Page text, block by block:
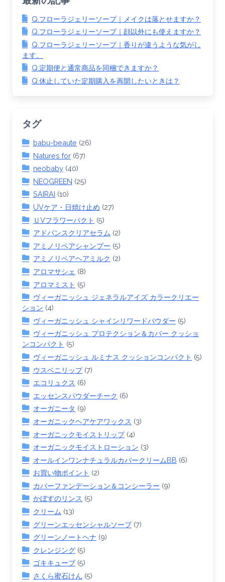
Q.フローラジェリーソープ｜メイクは落とせますか？
Q.フローラジェリーソープ｜顔以外にも使えますか？
Q.フローラジェリーソープ｜香りが違うような気がし
ます。
Q.定期便と通常商品を同梱できますか？
Q.休止していた定期購入を再開したいときは？
タグ
babu-beaute (26)
Natures for (67)
neobaby (40)
NEOGREEN (25)
SAIRAI (10)
UVケア・日焼け止め (27)
ＵVフラワーパクト (5)
アドバンスクリアセラム (2)
アミノリペアシャンプー (5)
アミノリペアヘアミルク (2)
アロマサシェ (8)
アロマミスト (5)
ヴィーガニッシュ ジェネラルアイズ カラークリエー
ション (4)
ヴィーガニッシュ シャインリワードパウダー (5)
ヴィーガニッシュ プロテクション＆カバー クッショ
ンコンパクト (5)
ヴィーガニッシュ ルミナス クッションコンパクト (5)
ウスベニリップ(7)
エコリュクス (6)
エッセンスパウダーチーク (6)
オーガニータ (9)
オーガニックヘアケアワックス (3)
オーガニックモイストリップ(4)
オーガニックモイストローション (3)
オールインワンナチュラルカバークリームBB (6)
お買い物ポイント (2)
カバーファンデーション＆コンシーラー (9)
かぼすのリンス (5)
クリーム (13)
グリーンエッセンシャルソープ(7)
グリーンノートヘナ (9)
クレンジング (5)
ゴキキューブ (5)
さくら蜜石けん (5)